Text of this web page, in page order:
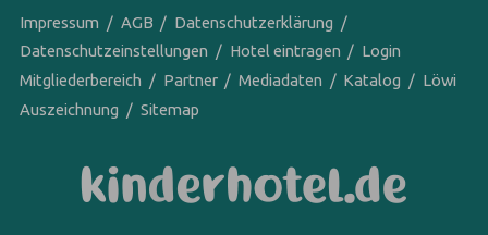
Impressum AGB
Datenschutzerklärung
Datenschutzeinstellungen
Hotel eintragen
Login
Mitgliederbereich
Partner Mediadaten Katalog
Löwi
Auszeichnung
Sitemap